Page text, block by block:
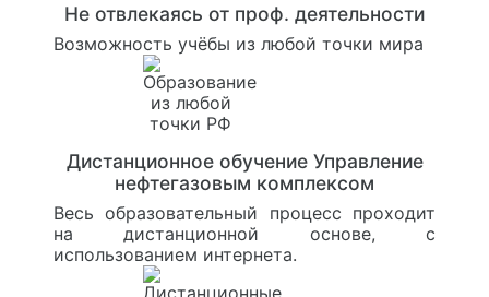
Не отвлекаясь от проф. деятельности
Возможность учёбы из любой точки мира
Дистанционное обучение Управление
нефтегазовым комплексом
Весь образовательный процесс проходит
на дистанционной основе, с
использованием интернета.